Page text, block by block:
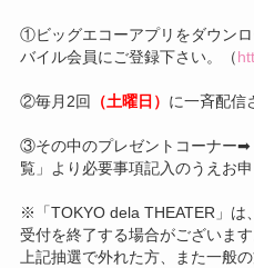
①ビッグエコーアプリをダウン
バイル会員にご登録下さい。（
②毎月2回 （土曜日） に一斉配信
③その中のプレゼントコーナー➡
覧」より必要事項記入のうえお申
※「TOKYO dela THEATER」は
受付を終了する場合がございま
上記抽選で外れた方、また一般